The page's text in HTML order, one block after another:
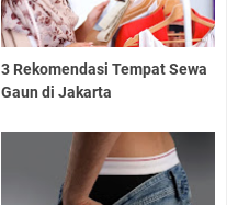
3 Rekomendasi Tempat Sewa
Gaun di Jakarta